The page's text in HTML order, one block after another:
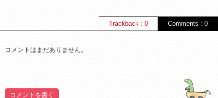
Comments : 0
Trackback : 0
コメントはまだありません。
コメントを書く